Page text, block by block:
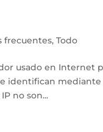
frecuentes,Todo
usado en Internet
identifican
no son...